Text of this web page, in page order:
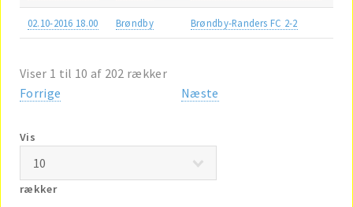
02.10-2016 18.00 Brøndby Brøndby-Randers FC 2-2
Viser 1 til 10 af 202 rækker
Forrige
Næste
Vis
rækker